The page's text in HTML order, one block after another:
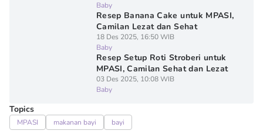
Baby
Resep Banana Cake untuk MPASI,
Camilan Lezat dan Sehat
18 Des 2025, 16:50 WIB
Baby
Resep Setup Roti Stroberi untuk
MPASI, Camilan Sehat dan Lezat
03 Des 2025, 10:08 WIB
Baby
Topics
MPASI makanan bayi bayi